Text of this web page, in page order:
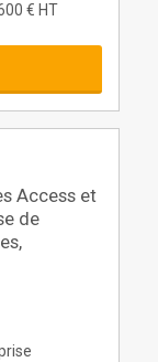
€ HT
Access et
de